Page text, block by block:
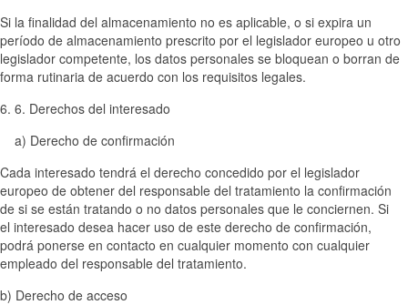
Si la finalidad del almacenamiento no es aplicable, o si expira un
período de almacenamiento prescrito por el legislador europeo u otro
legislador competente, los datos personales se bloquean o borran de
forma rutinaria de acuerdo con los requisitos legales.
6. 6. Derechos del interesado
a) Derecho de confirmación
Cada interesado tendrá el derecho concedido por el legislador
europeo de obtener del responsable del tratamiento la confirmación
de si se están tratando o no datos personales que le conciernen. Si
el interesado desea hacer uso de este derecho de confirmación,
podrá ponerse en contacto en cualquier momento con cualquier
empleado del responsable del tratamiento.
b) Derecho de acceso